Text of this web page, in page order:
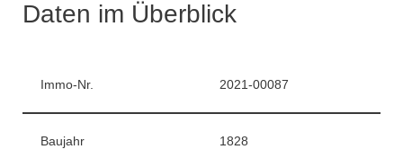
Daten im Überblick
Immo-Nr. 2021-00087
Baujahr 1828